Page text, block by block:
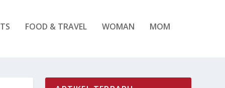
FOOD & TRAVEL WOMAN MOM